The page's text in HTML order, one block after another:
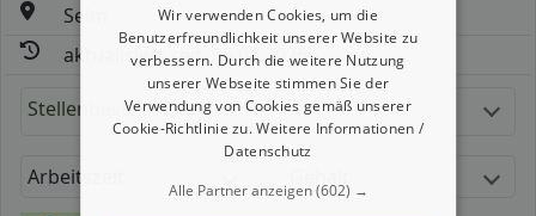
Selm
aktualisiert seit: 06.08.2026
Stellenbeschreibung:
Arbeitszeit
Wir verwenden Cookies, um die
Benutzerfreundlichkeit unserer Website zu
verbessern. Durch die weitere Nutzung
unserer Webseite stimmen Sie der
Verwendung von Cookies gemäß unserer
Cookie-Richtlinie zu.Weitere Informationen /
Datenschutz
Alle Partner anzeigen(602) →